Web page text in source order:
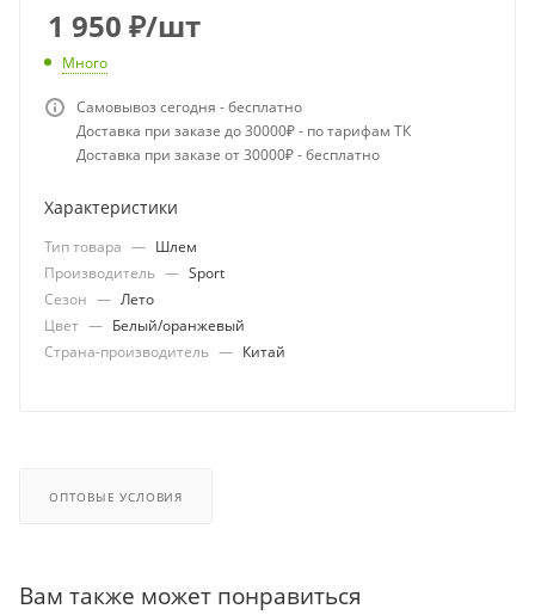
1 950 ₽/шт
Много
Самовывоз сегодня - бесплатно
Доставка при заказе до 30000₽ - по тарифам ТК
Доставка при заказе от 30000₽ - бесплатно
Характеристики
Тип товара — Шлем
Производитель — Sport
Сезон — Лето
Цвет — Белый/оранжевый
Страна-производитель — Китай
ОПТОВЫЕ УСЛОВИЯ
Вам также может понравиться